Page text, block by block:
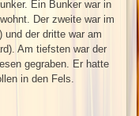
Ein Bunker war in
Der zweite war im
und der dritte war am
Am tiefsten war der
gegraben. Er hatte
in den Fels.